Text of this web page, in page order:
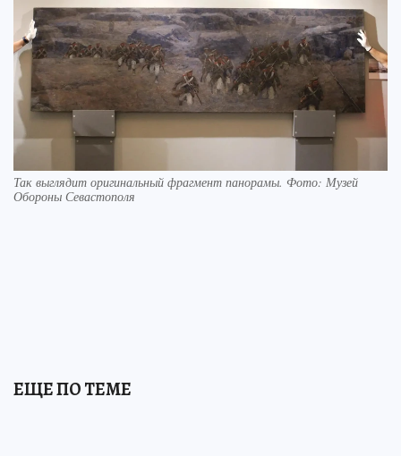
Так выглядит оригинальный фрагмент панорамы. Фото: Музей
Обороны Севастополя
ЕЩЕ ПО ТЕМЕ